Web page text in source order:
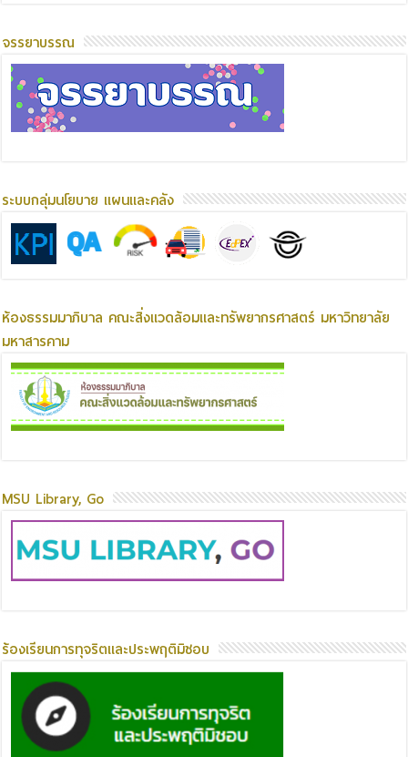
จรรยาบรรณ
ระบบกลุ่มนโยบาย แผนและคลัง
ห้องธรรมมาภิบาล คณะสิ่งแวดล้อมและทรัพยากรศาสตร์ มหาวิทยาลัย
มหาสารคาม
MSU Library, Go
ร้องเรียนการทุจริตและประพฤติมิชอบ